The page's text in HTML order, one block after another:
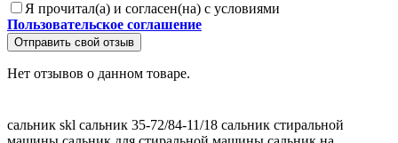
Я прочитал(а) и согласен(на) с условиями
Пользовательское соглашение
Отправить свой отзыв
Нет отзывов о данном товаре.
сальник skl сальник 35-72/84-11/18 сальник стиральной